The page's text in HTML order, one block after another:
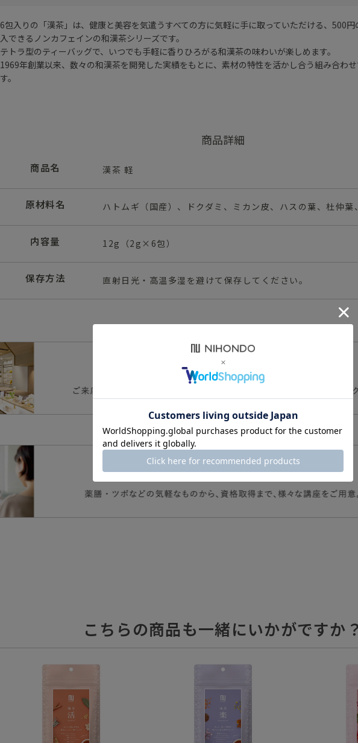
6包入りの「漢茶」は、健康と美容を気遣うすべての方に気軽に手に取っていただける、500
入できるノンカフェインの和漢茶シリーズです。
テトラ型のティーバッグで、いつでも手軽に香りひろがる和漢茶の味わいが楽しめます。
1969年創業以来、数々の和漢茶を開発した実績をもとに、素材の特性を活かし合う組み合わ
す。
商品詳細
商品名 漢茶 軽
原材料名 ハトムギ（国産）、ドクダミ、ミカン皮、ハスの葉、杜仲葉
内容量 12g（2g×6包）
保存方法 直射日光・高温多湿を避けて保存してください。
こちらの商品も一緒にいかがですか